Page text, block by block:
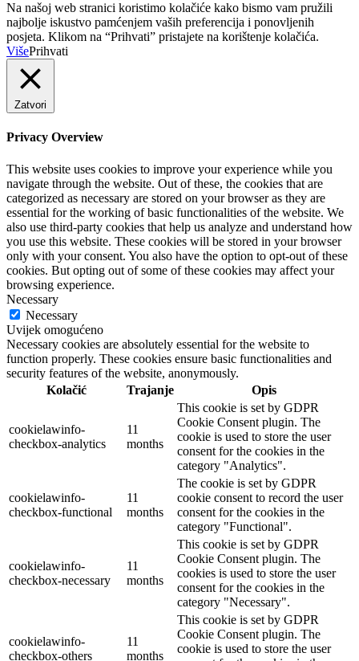
Na našoj web stranici koristimo kolačiće kako bismo vam pružili
najbolje iskustvo pamćenjem vaših preferencija i ponovljenih
posjeta. Klikom na “Prihvati” pristajete na korištenje kolačića.
VišePrihvati
Zatvori
Privacy Overview
This website uses cookies to improve your experience while you
navigate through the website. Out of these, the cookies that are
categorized as necessary are stored on your browser as they are
essential for the working of basic functionalities of the website. We
also use third-party cookies that help us analyze and understand how
you use this website. These cookies will be stored in your browser
only with your consent. You also have the option to opt-out of these
cookies. But opting out of some of these cookies may affect your
browsing experience.
Necessary
Necessary
Uvijek omogućeno
Necessary cookies are absolutely essential for the website to
function properly. These cookies ensure basic functionalities and
security features of the website, anonymously.
Kolačić
Trajanje Opis
cookielawinfo-
checkbox-analytics
11
months
This cookie is set by GDPR
Cookie Consent plugin. The
cookie is used to store the user
consent for the cookies in the
category "Analytics".
cookielawinfo-
checkbox-functional
11
months
The cookie is set by GDPR
cookie consent to record the user
consent for the cookies in the
category "Functional".
cookielawinfo-
checkbox-necessary
11
months
This cookie is set by GDPR
Cookie Consent plugin. The
cookies is used to store the user
consent for the cookies in the
category "Necessary".
cookielawinfo-
checkbox-others
11
months
This cookie is set by GDPR
Cookie Consent plugin. The
cookie is used to store the user